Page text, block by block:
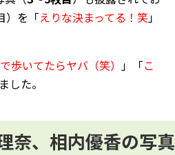
）を「えりな決まってる！笑」
歩いてたらヤバ（笑） 」「こ
した。
奈、相内優香の写真